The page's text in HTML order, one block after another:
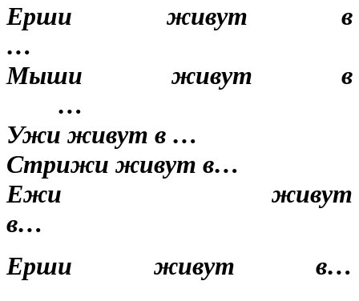
Ерши живут в
…
Мыши живут в
…
Ужи живут в …
Стрижи живут в…
Ежи живут
в…
Ерши живут в…